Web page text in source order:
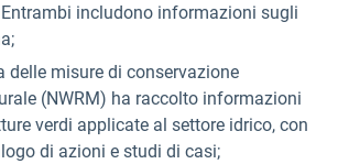
Entrambi includono informazioni sugli
delle misure di conservazione
(NWRM) ha raccolto informazioni
verdi applicate al settore idrico, con
di azioni e studi di casi;